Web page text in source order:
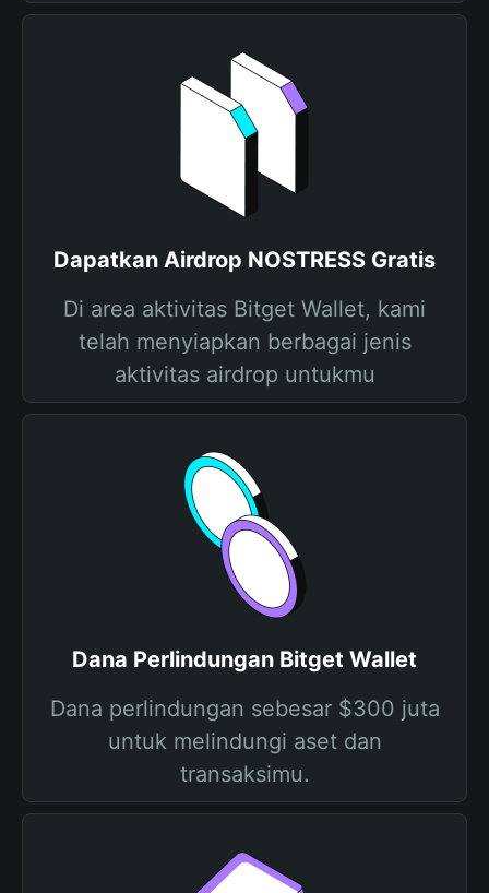
Dapatkan Airdrop NOSTRESS Gratis
Di area aktivitas Bitget Wallet, kami
telah menyiapkan berbagai jenis
aktivitas airdrop untukmu
Dana Perlindungan Bitget Wallet
Dana perlindungan sebesar $300 juta
untuk melindungi aset dan
transaksimu.